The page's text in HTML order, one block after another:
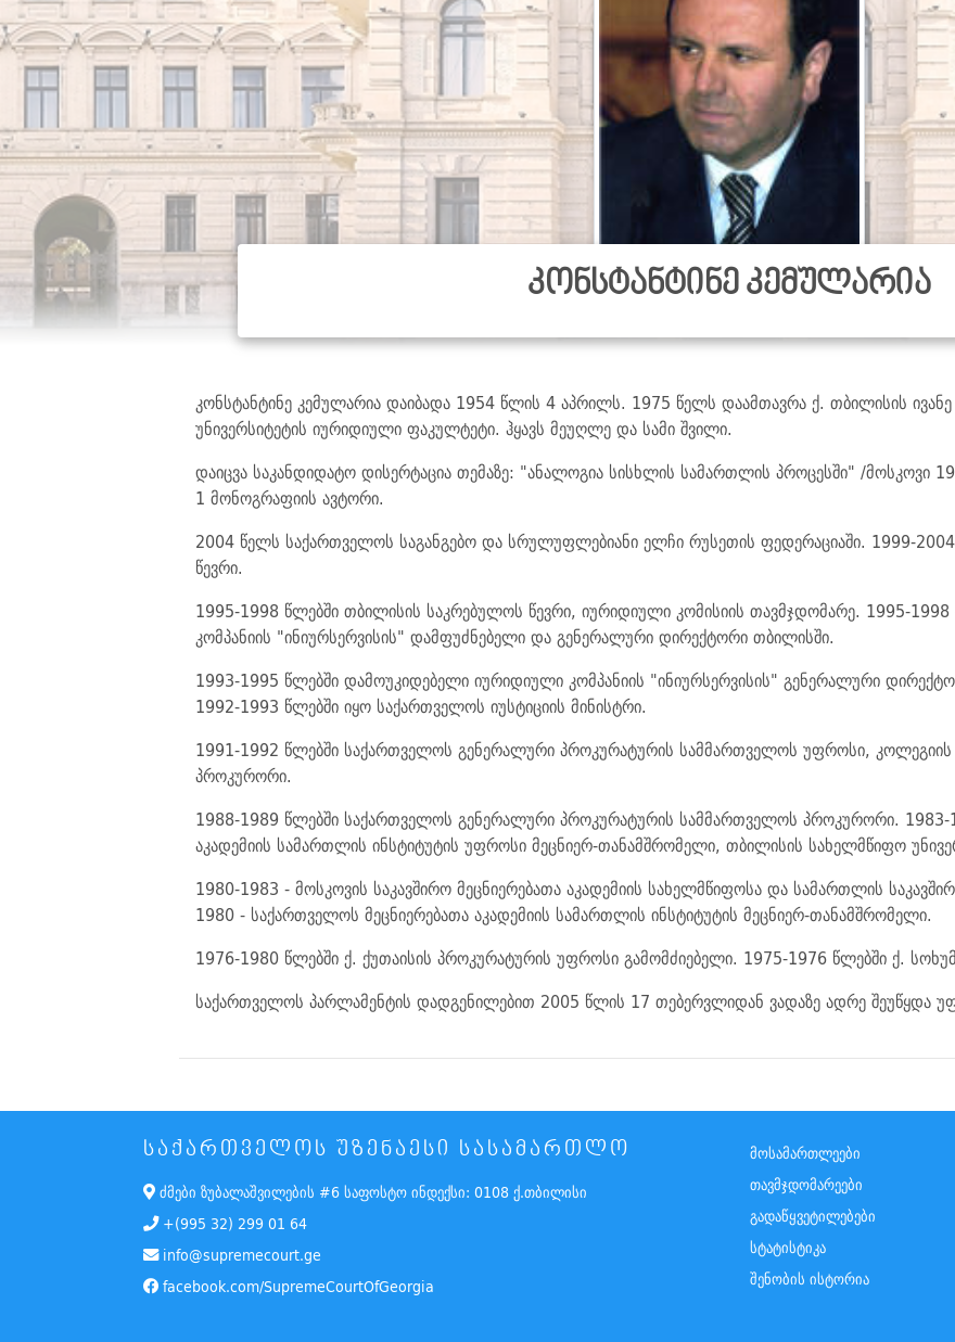
კონსტანტინე კემულარია
კონსტანტინე კემულარია დაიბადა 1954 წლის 4 აპრილს. 1975 წელს დაამთავრა ქ. თბილისის
უნივერსიტეტის იურიდიული ფაკულტეტი. ჰყავს მეუღლე და სამი შვილი.
დაიცვა საკანდიდატო დისერტაცია თემაზე: "ანალოგია სისხლის სამართლის პროცესში" /მოსკოვი
1 მონოგრაფიის ავტორი.
2004 წელს საქართველოს საგანგებო და სრულუფლებიანი ელჩი რუსეთის ფედერაციაში. 1999-
წევრი.
1995-1998 წლებში თბილისის საკრებულოს წევრი, იურიდიული კომისიის თავმჯდომარე. 1995-
კომპანიის "ინიურსერვისის" დამფუძნებელი და გენერალური დირექტორი თბილისში.
1993-1995 წლებში დამოუკიდებელი იურიდიული კომპანიის "ინიურსერვისის" გენერალური
1992-1993 წლებში იყო საქართველოს იუსტიციის მინისტრი.
1991-1992 წლებში საქართველოს გენერალური პროკურატურის სამმართველოს უფროსი, კოლეგიის
პროკურორი.
1988-1989 წლებში საქართველოს გენერალური პროკურატურის სამმართველოს პროკურორი. 1983-
აკადემიის სამართლის ინსტიტუტის უფროსი მეცნიერ-თანამშრომელი, თბილისის სახელმწიფო
1980-1983 - მოსკოვის საკავშირო მეცნიერებათა აკადემიის სახელმწიფოსა და სამართლის
1980 - საქართველოს მეცნიერებათა აკადემიის სამართლის ინსტიტუტის მეცნიერ-თანამშრომელი.
1976-1980 წლებში ქ. ქუთაისის პროკურატურის უფროსი გამომძიებელი. 1975-1976 წლებში ქ.
საქართველოს პარლამენტის დადგენილებით 2005 წლის 17 თებერვლიდან ვადაზე ადრე შეუწყდა
ᲡᲐᲥᲐᲠᲗᲕᲔᲚᲝᲡ ᲣᲖᲔᲜᲐᲔᲡᲘ ᲡᲐᲡᲐᲛᲐᲠᲗᲚᲝ
ძმები ზუბალაშვილების #6 საფოსტო ინდექსი: 0108 ქ.თბილისი
+(995 32) 299 01 64
info@supremecourt.ge
facebook.com/SupremeCourtOfGeorgia
მოსამართლეები
თავმჯდომარეები
გადაწყვეტილებები
სტატისტიკა
შენობის ისტორია